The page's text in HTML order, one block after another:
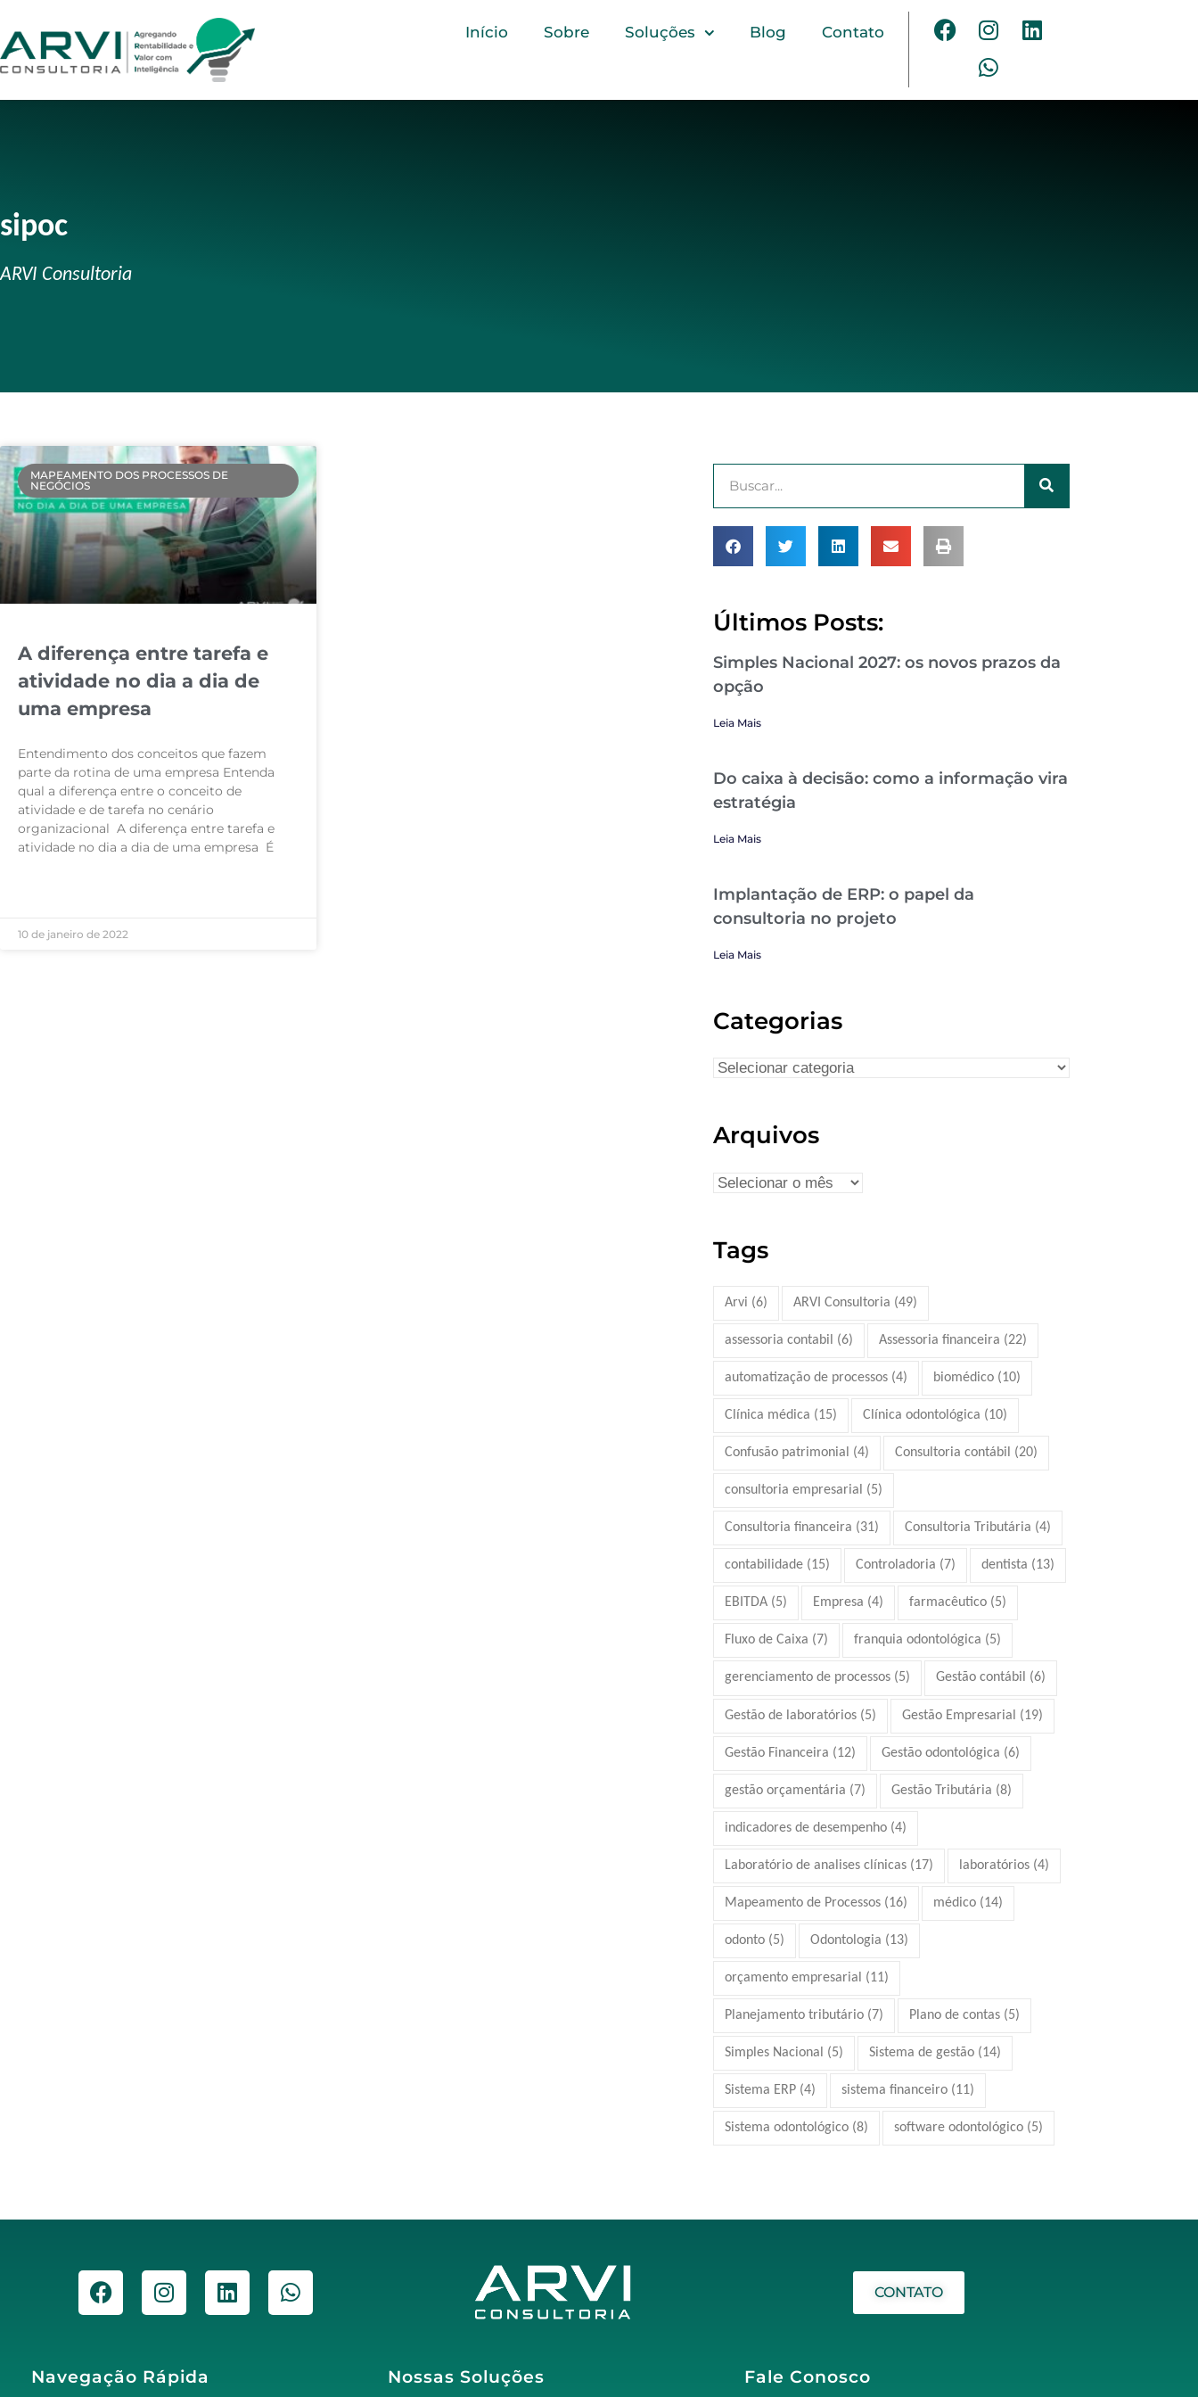
Início Sobre Soluções Blog Contato
sipoc
ARVI Consultoria
MAPEAMENTO DOS PROCESSOS DE
NEGÓCIOS
A diferença entre tarefa e
atividade no dia a dia de
uma empresa
Entendimento dos conceitos que fazem
parte da rotina de uma empresa Entenda
qual a diferença entre o conceito de
atividade e de tarefa no cenário
organizacional A diferença entre tarefa e
atividade no dia a dia de uma empresa É
10 de janeiro de 2022
Últimos Posts:
Simples Nacional 2027: os novos prazos da
opção
Leia Mais
Do caixa à decisão: como a informação vira
estratégia
Leia Mais
Implantação de ERP: o papel da
consultoria no projeto
Leia Mais
Categorias
Arquivos
Tags
Arvi (6) ARVI Consultoria (49)
assessoria contabil (6) Assessoria financeira (22)
automatização de processos (4) biomédico (10)
Clínica médica (15) Clínica odontológica (10)
Confusão patrimonial (4) Consultoria contábil (20)
consultoria empresarial (5)
Consultoria financeira (31) Consultoria Tributária (4)
contabilidade (15) Controladoria (7) dentista (13)
EBITDA (5) Empresa (4) farmacêutico (5)
Fluxo de Caixa (7) franquia odontológica (5)
gerenciamento de processos (5) Gestão contábil (6)
Gestão de laboratórios (5) Gestão Empresarial (19)
Gestão Financeira (12) Gestão odontológica (6)
gestão orçamentária (7) Gestão Tributária (8)
indicadores de desempenho (4)
Laboratório de analises clínicas (17) laboratórios (4)
Mapeamento de Processos (16) médico (14)
odonto (5) Odontologia (13)
orçamento empresarial (11)
Planejamento tributário (7) Plano de contas (5)
Simples Nacional (5) Sistema de gestão (14)
Sistema ERP (4) sistema financeiro (11)
Sistema odontológico (8) software odontológico (5)
CONTATO
Navegação Rápida Nossas Soluções Fale Conosco